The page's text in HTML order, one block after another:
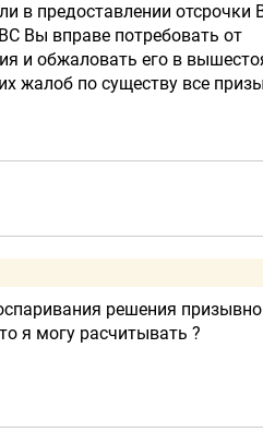
в предоставлении отсрочки
Вы вправе потребовать от
и обжаловать его в
жалоб по существу все
решения
я могу расчитывать ?